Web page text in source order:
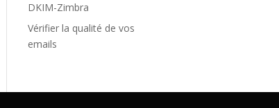
DKIM-Zimbra
Vérifier la qualité de vos
emails